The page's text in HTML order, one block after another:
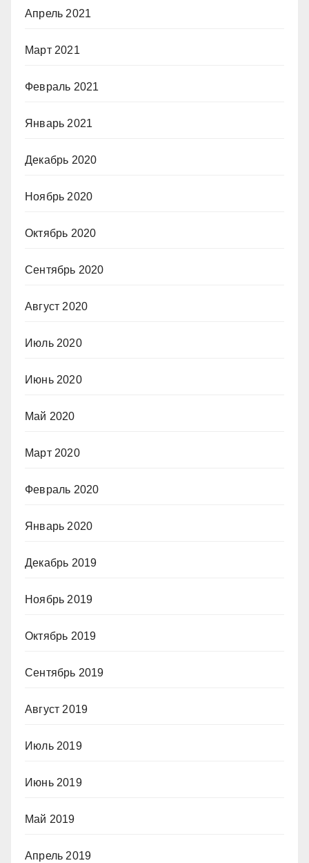
Апрель 2021
Март 2021
Февраль 2021
Январь 2021
Декабрь 2020
Ноябрь 2020
Октябрь 2020
Сентябрь 2020
Август 2020
Июль 2020
Июнь 2020
Май 2020
Март 2020
Февраль 2020
Январь 2020
Декабрь 2019
Ноябрь 2019
Октябрь 2019
Сентябрь 2019
Август 2019
Июль 2019
Июнь 2019
Май 2019
Апрель 2019